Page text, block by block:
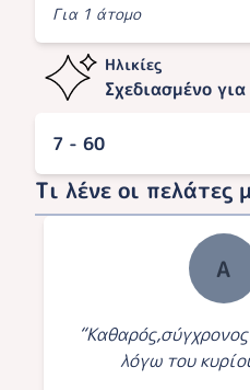
Για 1 άτομο
Ηλικίες
Σχεδιασμένο
7 - 60
Τι λένε οι πελάτες
Α
λόγω του